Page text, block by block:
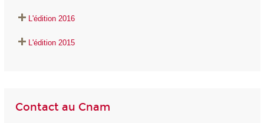
L'édition 2016
L'édition 2015
Contact au Cnam